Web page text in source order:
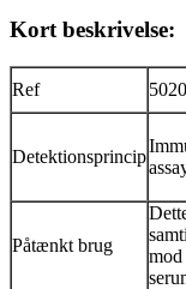
Kort beskrivelse:
Ref
Detektionsprincip
Påtænkt brug